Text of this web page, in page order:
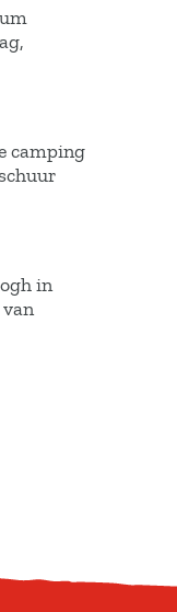
camping
in